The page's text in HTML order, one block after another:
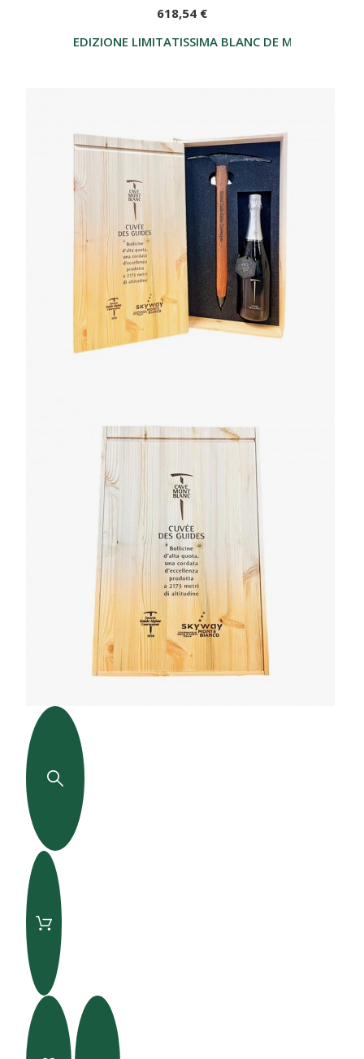
EDIZIONE LIMITATISSIMA BLANC DE MORGEX LA
618,54 €